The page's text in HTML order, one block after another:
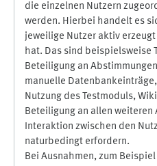
die einzelnen Nutzern
werden. Hierbei handelt es
jeweilige Nutzer aktiv
hat. Das sind beispielsweise
Beteiligung an
manuelle
Nutzung des Testmoduls,
Beteiligung an allen
Interaktion zwischen den
naturbedingt erfordern.
Bei Ausnahmen, zum